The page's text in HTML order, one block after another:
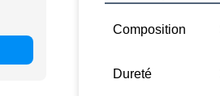
Composition
Dureté